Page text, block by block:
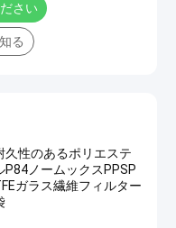
さい
る
久性のあるポリエステ
P84ノームックスPPSP
ガラス繊維フィルター